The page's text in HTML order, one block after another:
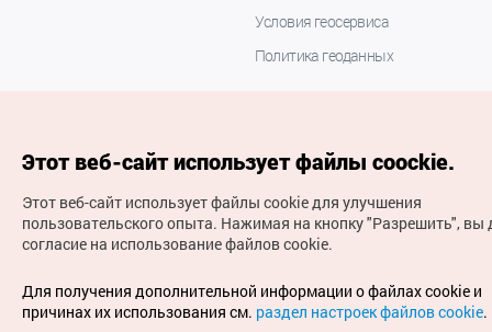
Условия геосервиса
Политика геоданных
(с) Национальная организация туризма Кореи Все
права защищены
Для извещения об ошибках и проблемах, связанных с
Этот веб-сайт использует файлы coockie.
Этот веб-сайт использует файлы cookie для улучшения
пользовательского опыта. Нажимая на кнопку "Разрешить", вы
согласие на использование файлов cookie.
Для получения дополнительной информации о файлах cookie и
причинах их использования см. раздел настроек файлов cookie.